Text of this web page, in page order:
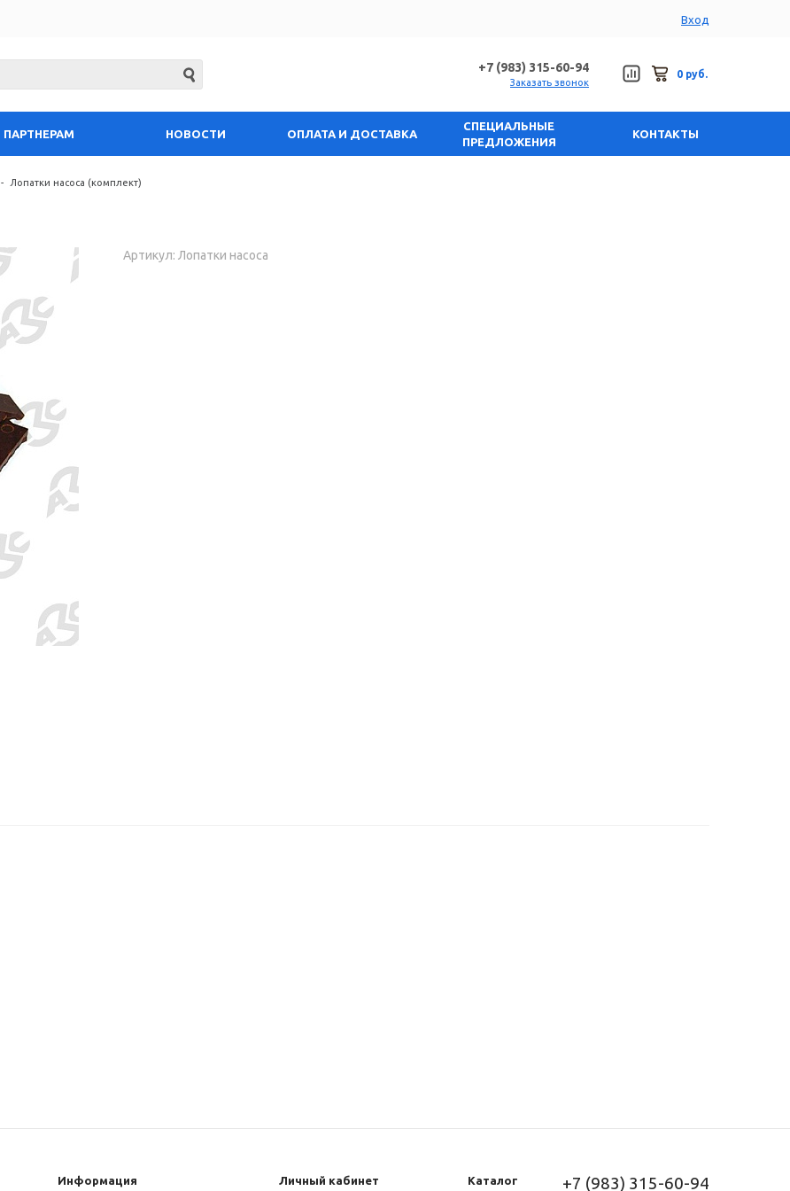
Вход
+7 (983) 315-60-94
Заказать звонок
0 руб.
ПАРТНЕРАМ НОВОСТИ ОПЛАТА И ДОСТАВКА
СПЕЦИАЛЬНЫЕ
ПРЕДЛОЖЕНИЯ
КОНТАКТЫ
- Лопатки насоса (комплект)
Артикул: Лопатки насоса
Информация Личный кабинет Каталог +7 (983) 315-60-94